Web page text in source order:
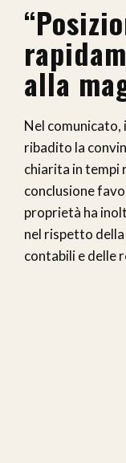
alla
Nel comunicato,
ribadito la
chiarita in tempi
conclusione
proprietà ha
nel rispetto
contabili e delle